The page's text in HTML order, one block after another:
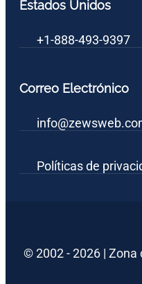
Estados Unidos
+1-888-493-9397
Correo Electrónico
Políticas de
© 2002 - 2026 | Zona